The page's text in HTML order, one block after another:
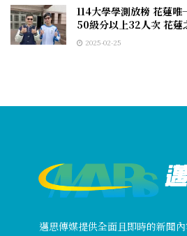
114大學學測放榜 花蓮
50級分以上32人次 花蓮
2025-02-25
邁思傳媒提供全面且即時的新聞